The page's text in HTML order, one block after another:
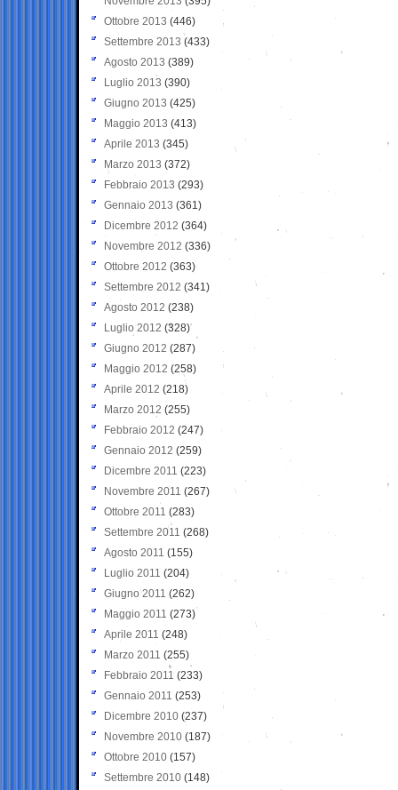
Ottobre 2013 (446)
Settembre 2013 (433)
Agosto 2013 (389)
Luglio 2013 (390)
Giugno 2013 (425)
Maggio 2013 (413)
Aprile 2013 (345)
Marzo 2013 (372)
Febbraio 2013 (293)
Gennaio 2013 (361)
Dicembre 2012 (364)
Novembre 2012 (336)
Ottobre 2012 (363)
Settembre 2012 (341)
Agosto 2012 (238)
Luglio 2012 (328)
Giugno 2012 (287)
Maggio 2012 (258)
Aprile 2012 (218)
Marzo 2012 (255)
Febbraio 2012 (247)
Gennaio 2012 (259)
Dicembre 2011 (223)
Novembre 2011 (267)
Ottobre 2011 (283)
Settembre 2011 (268)
Agosto 2011 (155)
Luglio 2011 (204)
Giugno 2011 (262)
Maggio 2011 (273)
Aprile 2011 (248)
Marzo 2011 (255)
Febbraio 2011 (233)
Gennaio 2011 (253)
Dicembre 2010 (237)
Novembre 2010 (187)
Ottobre 2010 (157)
Settembre 2010 (148)